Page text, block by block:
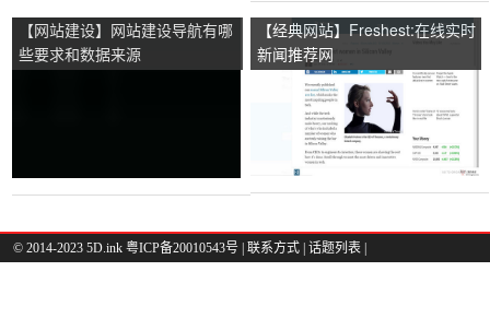
【网站建设】网站建设导航有哪
些要求和数据来源
【经典网站】Freshest:在线实时
新闻推荐网
© 2014-2023 5D.ink 粤ICP备20010543号 | 联系方式 | 话题列表 |